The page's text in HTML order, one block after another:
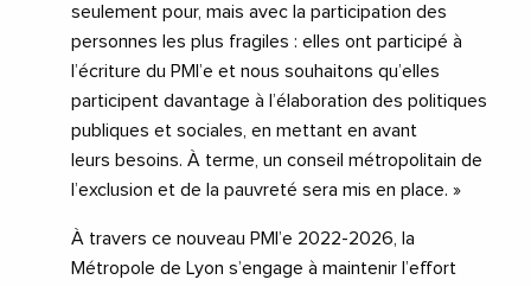
seulement pour, mais avec la participation des
personnes les plus fragiles : e lles ont participé à
l’écriture du PMI’e et nous souhaitons qu’elles
participent davantage à l’élaboration des politiques
publiques et sociales, en mettant en avant
leurs besoins. À terme, un conseil métropolitain de
l’exclusion et de la pauvreté sera mis en place. »
À travers ce nouveau PMI’e 2022-2026, la
Métropole de Lyon s’engage à maintenir l’effort